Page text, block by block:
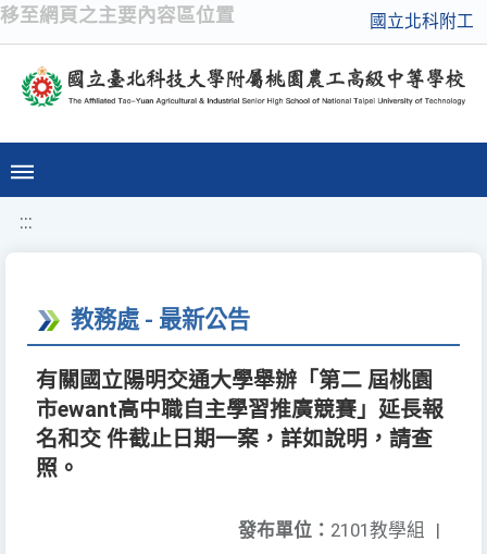
移至網頁之主要內容區位置 國立北科附工
:::
教務處 - 最新公告
有關國立陽明交通大學舉辦「第二 屆桃園
市ewant高中職自主學習推廣競賽」延長報
名和交 件截止日期一案，詳如說明，請查
照。
發布單位： 2101教學組 |